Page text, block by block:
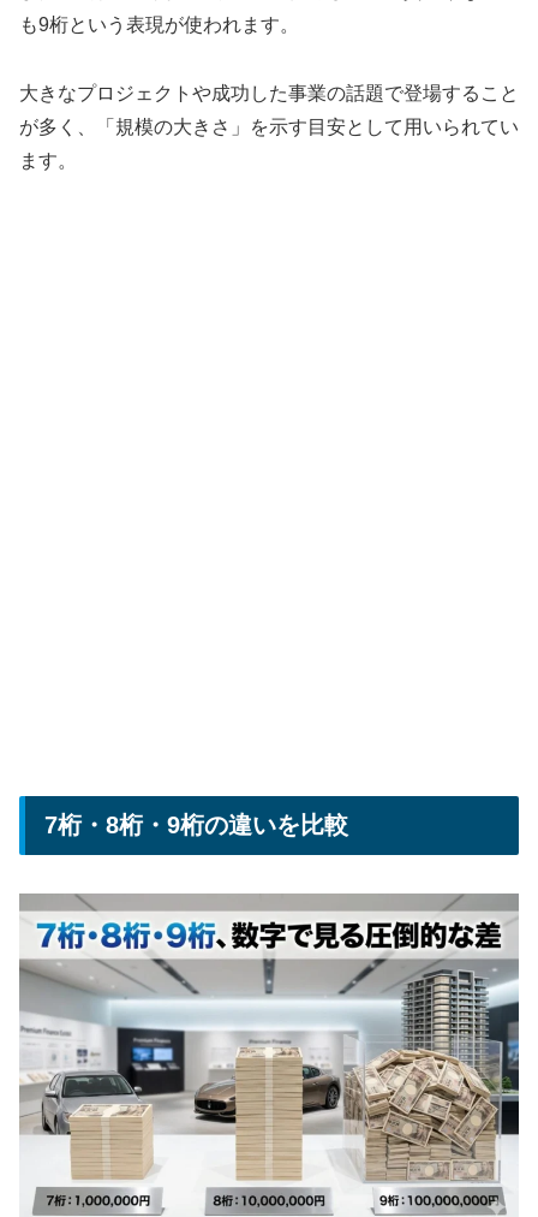
も9桁という表現が使われます。
大きなプロジェクトや成功した事業の話題で登場すること
が多く、「規模の大きさ」を示す目安として用いられてい
ます。
7桁・8桁・9桁の違いを比較